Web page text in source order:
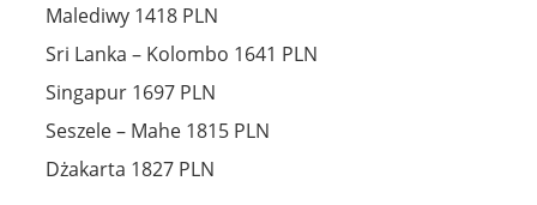
Malediwy 1418 PLN
Sri Lanka – Kolombo 1641 PLN
Singapur 1697 PLN
Seszele – Mahe 1815 PLN
Dżakarta 1827 PLN